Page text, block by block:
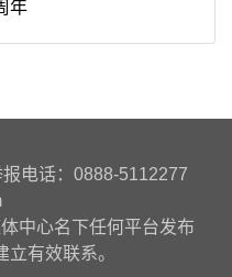
年
电话：0888-5112277
中心名下任何平台发布
立有效联系。